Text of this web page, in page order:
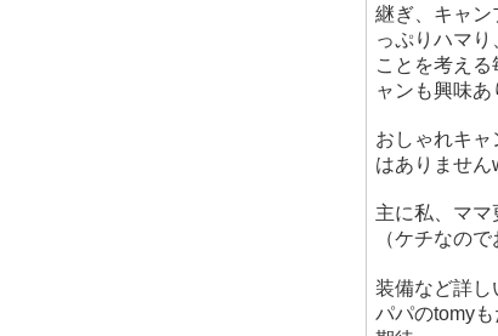
継ぎ、キャン
っぷりハマ
ことを考え
ャンも興味あ
おしゃれキ
はありません
主に私、マ
（ケチなの
装備など詳し
パパのtomy